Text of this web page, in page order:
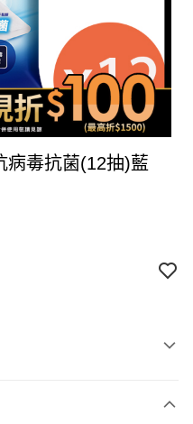
病毒抗菌(12抽)藍